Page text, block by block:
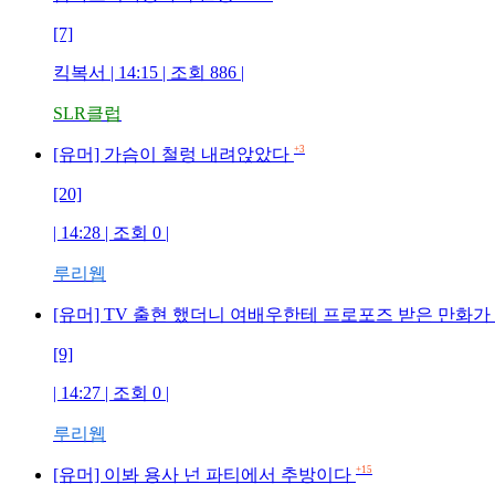
[7]
킥복서 | 14:15 | 조회 886 |
SLR클럽
[유머] 가슴이 철렁 내려앉았다 +3
[20]
| 14:28 | 조회 0 |
루리웹
[유머] TV 출현 했더니 여배우한테 프로포즈 받은 만화가
[9]
| 14:27 | 조회 0 |
루리웹
[유머] 이봐 용사 넌 파티에서 추방이다 +15